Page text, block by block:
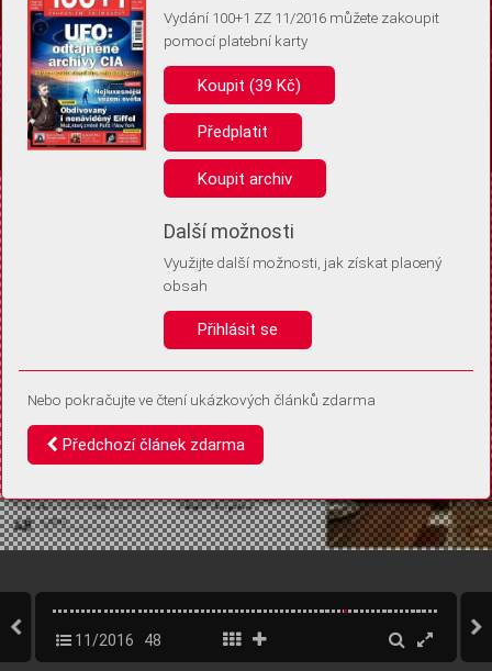
Pro základní fungování webu nepotřebujeme ukládat žádné informace
(tzv. cookies apod.). Rádi bychom vás ale požádali o souhlas s
uložením volitelných informací:
Anonymní unikátní ID
Díky němu příště poznáme, že se jedná o stejné zařízení, a
Identifikátor je zcela anonymní.
Vaše souhlasy a odmítnutí si ukládáme do vašeho zařízení, abychom se
vás už příště znovu neptali. Můžete je kdykoli později upravit ve Správě
11/2016 48
Vydání 100+1 ZZ 11/2016 můžete zakoupit
pomocí platební karty
Koupit (39 Kč)
Předplatit
Koupit archiv
Další možnosti
Využijte další možnosti, jak získat placený
obsah
Přihlásit se
Nebo pokračujte ve čtení ukázkových článků zdarma
Předchozí článek zdarma